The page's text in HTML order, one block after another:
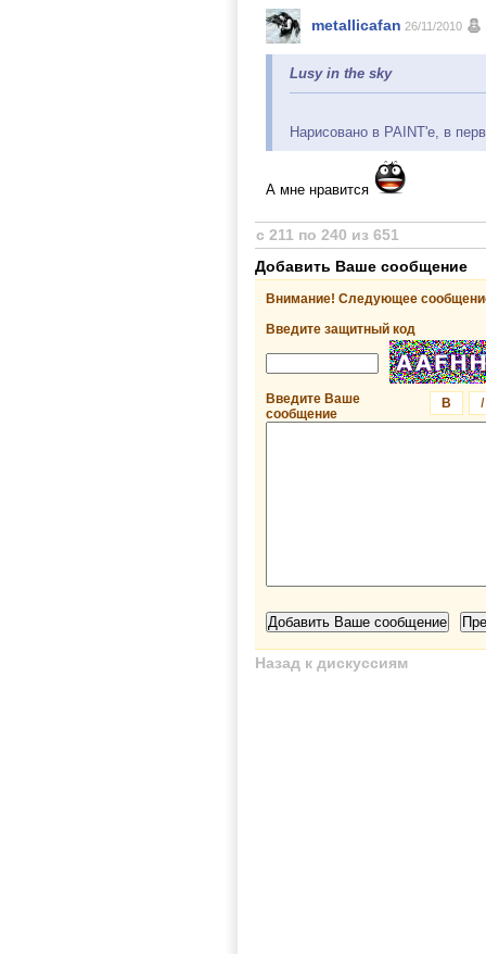
metallicafan 26/11/2010
Lusy in the sky
Нарисовано в PAINT'е, в
А мне нравится
с 211 по 240 из 651
Добавить Ваше сообщение
Внимание! Следующее
Введите защитный код
I
B
Введите Ваше
сообщение
Назад к дискуссиям